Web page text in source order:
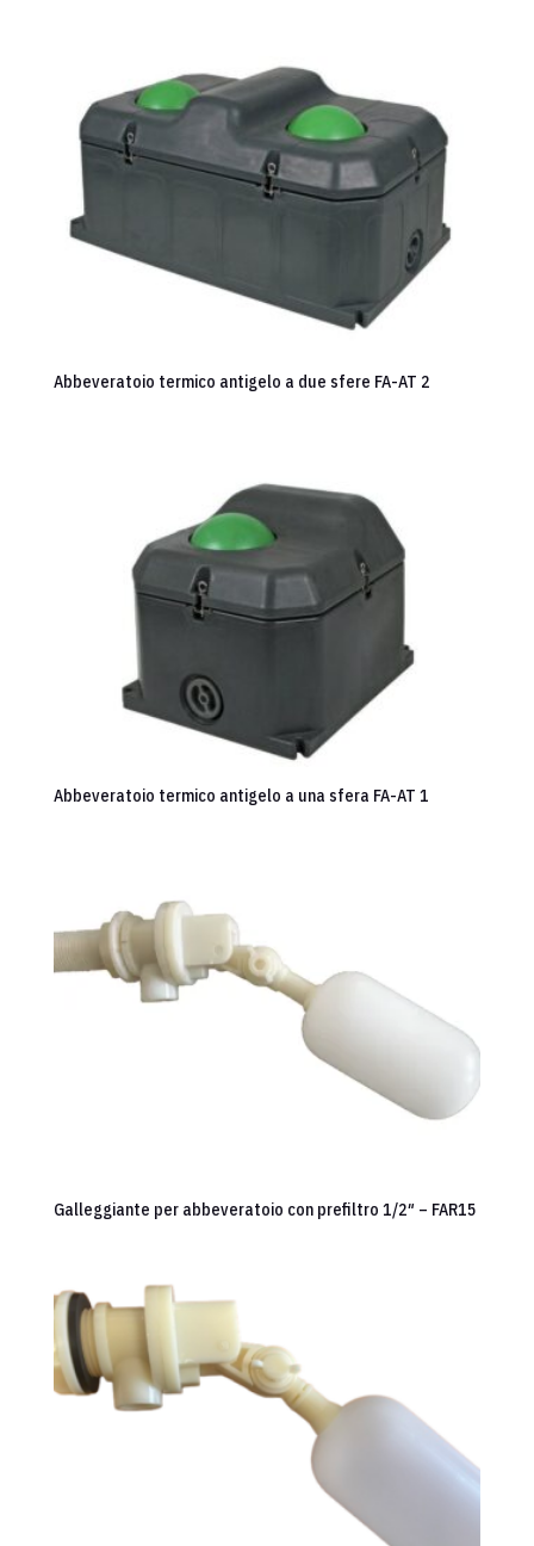
Abbeveratoio termico antigelo a due sfere FA-AT 2
Abbeveratoio termico antigelo a una sfera FA-AT 1
Galleggiante per abbeveratoio con prefiltro 1/2″ – FAR15